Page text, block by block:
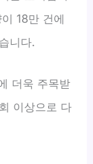
18만 건에
니다.
더욱 주목받
이상으로 다